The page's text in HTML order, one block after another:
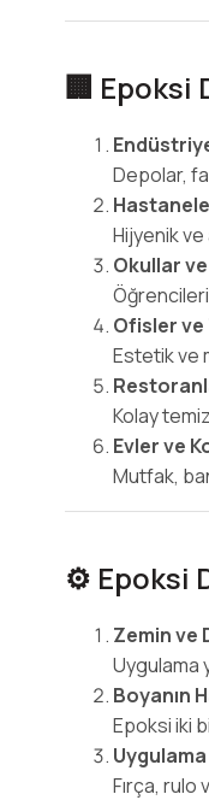
🏢 Epoksi
Depolar,
Hijyenik
Okullar
Ofisler
Estetik ve
Kolay
Evler ve
Mutfak,
⚙️ Epoksi
Zemin ve
Uygulama
Boyanın
Epoksi iki
Uygulama
Fırça, rulo